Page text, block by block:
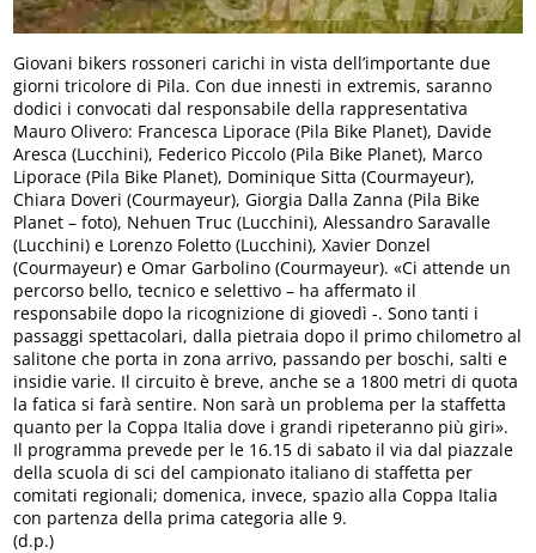
Giovani bikers rossoneri carichi in vista dell’importante due
giorni tricolore di Pila. Con due innesti in extremis, saranno
dodici i convocati dal responsabile della rappresentativa
Mauro Olivero: Francesca Liporace (Pila Bike Planet), Davide
Aresca (Lucchini), Federico Piccolo (Pila Bike Planet), Marco
Liporace (Pila Bike Planet), Dominique Sitta (Courmayeur),
Chiara Doveri (Courmayeur), Giorgia Dalla Zanna (Pila Bike
Planet – foto), Nehuen Truc (Lucchini), Alessandro Saravalle
(Lucchini) e Lorenzo Foletto (Lucchini), Xavier Donzel
(Courmayeur) e Omar Garbolino (Courmayeur). «Ci attende un
percorso bello, tecnico e selettivo – ha affermato il
responsabile dopo la ricognizione di giovedì -. Sono tanti i
passaggi spettacolari, dalla pietraia dopo il primo chilometro al
salitone che porta in zona arrivo, passando per boschi, salti e
insidie varie. Il circuito è breve, anche se a 1800 metri di quota
la fatica si farà sentire. Non sarà un problema per la staffetta
quanto per la Coppa Italia dove i grandi ripeteranno più giri».
Il programma prevede per le 16.15 di sabato il via dal piazzale
della scuola di sci del campionato italiano di staffetta per
comitati regionali; domenica, invece, spazio alla Coppa Italia
con partenza della prima categoria alle 9.
(d.p.)